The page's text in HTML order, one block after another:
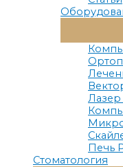
Печь
Стоматология